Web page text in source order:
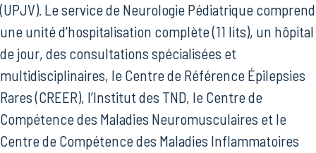
(UPJV). Le service de Neurologie Pédiatrique comprend
une unité d’hospitalisation complète (11 lits), un hôpital
de jour, des consultations spécialisées et
multidisciplinaires, le Centre de Référence Épilepsies
Rares (CREER), l’Institut des TND, le Centre de
Compétence des Maladies Neuromusculaires et le
Centre de Compétence des Maladies Inflammatoires